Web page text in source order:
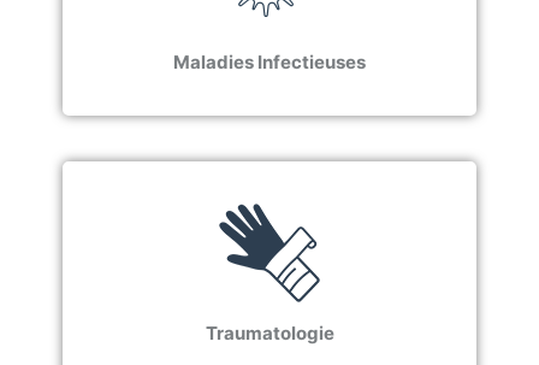
Maladies Infectieuses
Traumatologie